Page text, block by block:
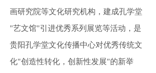
画研究院等文化研究机构，建成孔学堂
"艺文馆"引进优秀系列展览等活动，是
贵阳孔学堂文化传播中心对优秀传统文
化"创造性转化，创新性发展"的新举